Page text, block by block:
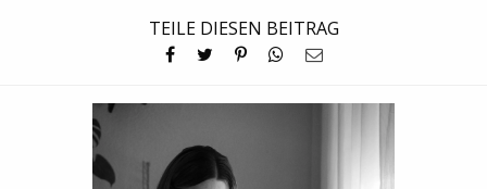
TEILE DIESEN BEITRAG